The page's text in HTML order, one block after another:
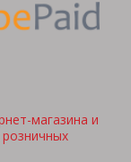
магазина и